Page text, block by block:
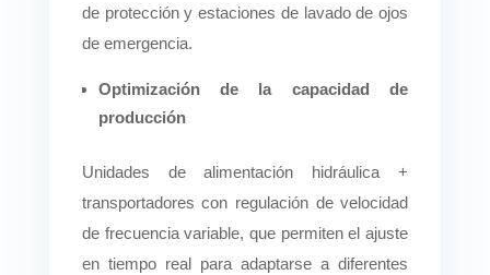
de protección y estaciones de lavado de ojos
de emergencia.
Optimización de la capacidad de
producción
Unidades de alimentación hidráulica +
transportadores con regulación de velocidad
de frecuencia variable, que permiten el ajuste
en tiempo real para adaptarse a diferentes